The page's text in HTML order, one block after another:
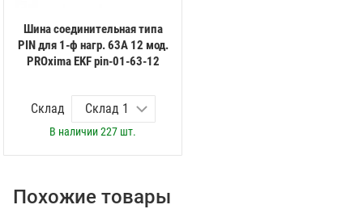
Шина соединительная типа
PIN для 1-ф нагр. 63А 12 мод.
PROxima EKF pin-01-63-12
Склад
В наличии227 шт.
Похожие товары